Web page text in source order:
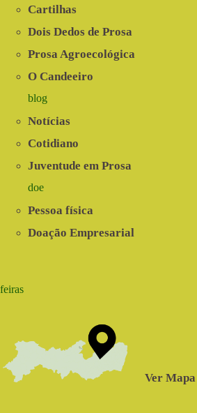
Cartilhas
Dois Dedos de Prosa
Prosa Agroecológica
O Candeeiro
blog
Notícias
Cotidiano
Juventude em Prosa
doe
Pessoa física
Doação Empresarial
feiras
Ver Mapa